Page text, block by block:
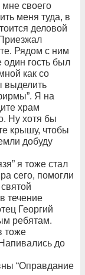
мне своего
меня туда, в
деловой
Рядом с ним
гость был
как со
выделить
Я на
храм
Ну хотя бы
крышу, чтобы
добуду
я тоже стал
сего, помогли
течение
Георгий
ребятам.
тоже
до
“Оправдание